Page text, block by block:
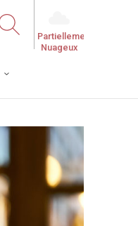
Partiellement
Nuageux